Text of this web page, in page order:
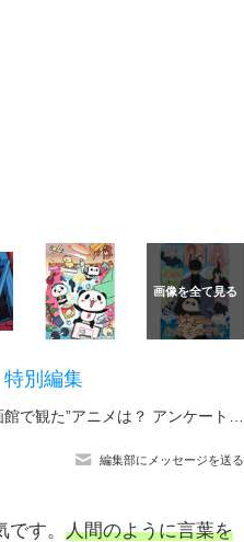
別編集
編集部にメッセージを送る
す。 人間のように言葉を